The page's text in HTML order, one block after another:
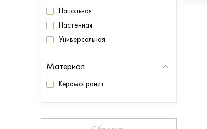
Напольная
Настенная
Универсальная
Материал
Керамогранит